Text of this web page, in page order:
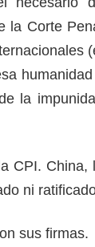
la Corte
la
CPI. China,
ni
sus firmas.